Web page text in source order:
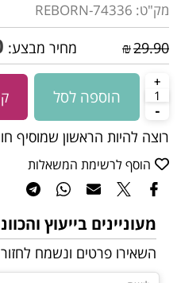
מק"ט: REBORN-74336
₪29.90 מחיר מבצע:
הוספה לסל
רוצה להיות הראשון שמוסיף
הוסף לרשימת המשאלות
מעוניינים בייעוץ
השאירו פרטים ונשמח